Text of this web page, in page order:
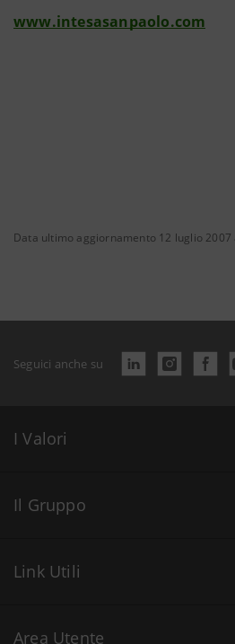
www.intesasanpaolo.com
Data ultimo aggiornamento 12 luglio 2007
Seguici anche su
I Valori
Il Gruppo
Link Utili
Area Utente